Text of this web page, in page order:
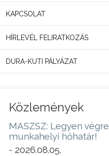
KAPCSOLAT
HÍRLEVÉL FELIRATKOZÁS
DURA-KUTI PÁLYÁZAT
Közlemények
MASZSZ: Legyen végre
munkahelyi hőhatár!
- 2026.08.05.